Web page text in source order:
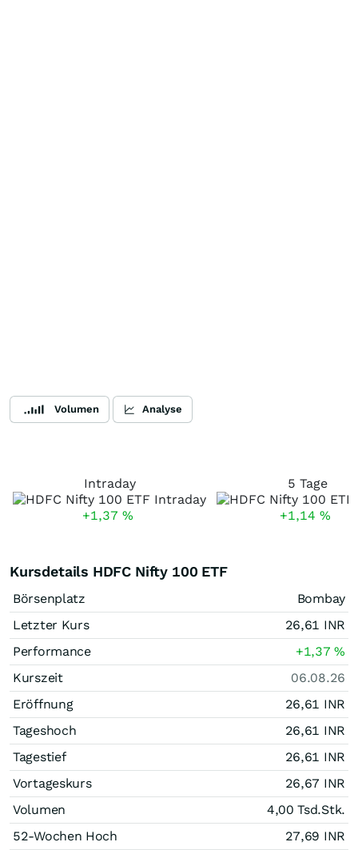
Volumen Analyse
Intraday
+1,37 %
5 Tage
+1,14 %
Kursdetails HDFC Nifty 100 ETF
Börsenplatz
Bombay
Letzter Kurs
26,61 INR
Performance
+1,37%
Kurszeit
06.08.26
Eröffnung
26,61 INR
Tageshoch
26,61 INR
Tagestief
26,61 INR
Vortageskurs
26,67 INR
Volumen
4,00 Tsd.Stk.
52-Wochen Hoch
27,69 INR